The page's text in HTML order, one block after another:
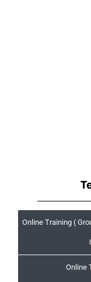
Online Training (
Online